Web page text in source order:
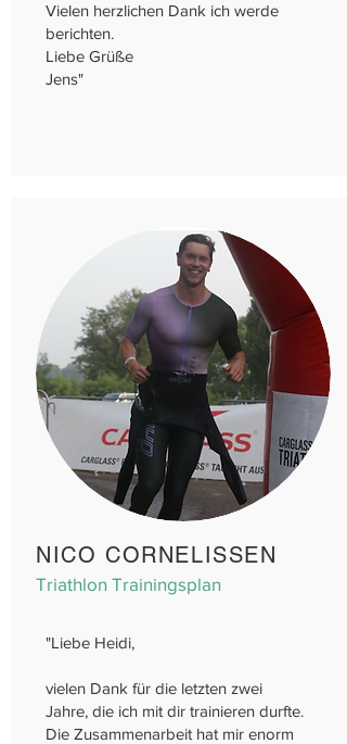
Vielen herzlichen Dank ich werde
berichten.
Liebe Grüße
Jens"
NICO CORNELISSEN
Triathlon Trainingsplan
"Liebe Heidi,
vielen Dank für die letzten zwei
Jahre, die ich mit dir trainieren durfte.
Die Zusammenarbeit hat mir enorm